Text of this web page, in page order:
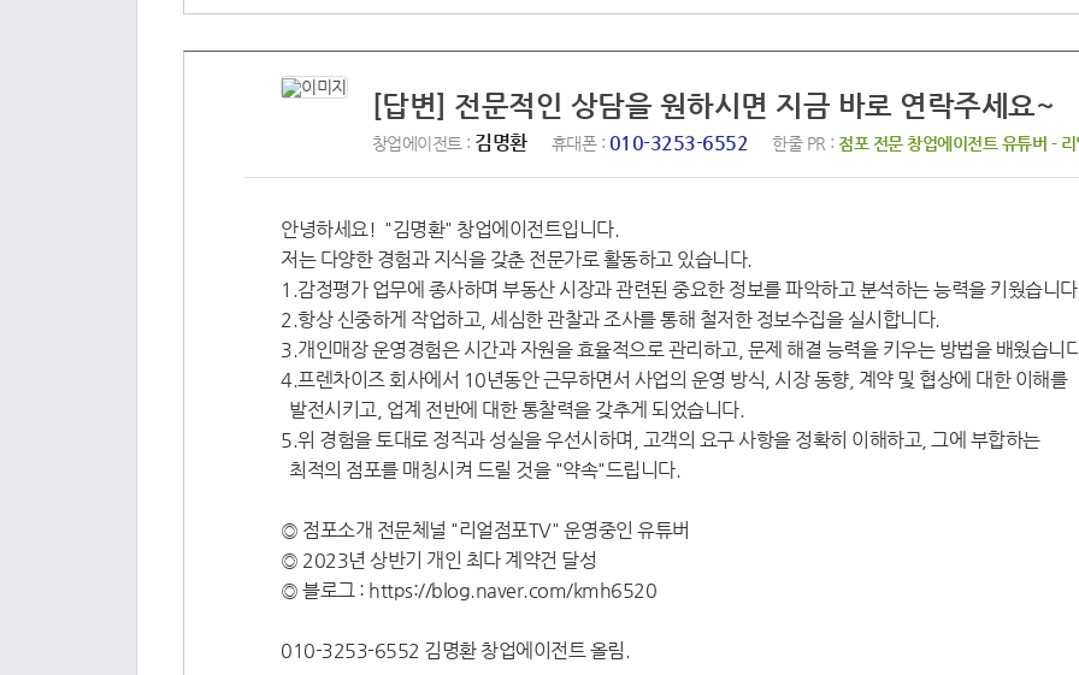
[답변] 전문적인 상담을 원하시면 지금 바로 연락주세요~
창업에이전트 : 김명환 휴대폰 : 010-3253-6552 한줄 PR : 점포 전문 창업에이전트 유튜버 -
안녕하세요! "김명환" 창업에이전트입니다.
저는 다양한 경험과 지식을 갖춘 전문가로 활동하고 있습니다.
1.감정평가 업무에 종사하며 부동산 시장과 관련된 중요한 정보를 파악하고 분석하는 능력을 키웠습니
2.항상 신중하게 작업하고, 세심한 관찰과 조사를 통해 철저한 정보수집을 실시합니다.
3.개인매장 운영경험은 시간과 자원을 효율적으로 관리하고, 문제 해결 능력을 키우는 방법을 배웠습니
4.프렌차이즈 회사에서 10년동안 근무하면서 사업의 운영 방식, 시장 동향, 계약 및 협상에 대한 이해를
발전시키고, 업계 전반에 대한 통찰력을 갖추게 되었습니다.
5.위 경험을 토대로 정직과 성실을 우선시하며, 고객의 요구 사항을 정확히 이해하고, 그에 부합하는
최적의 점포를 매칭시켜 드릴 것을 "약속"드립니다.
◎ 점포소개 전문체널 "리얼점포TV" 운영중인 유튜버
◎ 2023년 상반기 개인 최다 계약건 달성
◎ 블로그 : https://blog.naver.com/kmh6520
010-3253-6552 김명환 창업에이전트 올림.